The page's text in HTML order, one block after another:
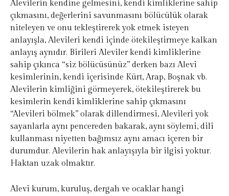
Alevilerin kendine gelmesini, kendi kimliklerine sahip
çıkmasını, değerlerini savunmasını bölücülük olarak
niteleyen ve onu tekleştirerek yok etmek isteyen
anlayışla, Alevileri kendi içinde ötekileştirmeye kalkan
anlayış aynıdır. Birileri Aleviler kendi kimliklerine
sahip çıkınca “siz bölücüsünüz” derken bazı Alevi
kesimlerinin, kendi içerisinde Kürt, Arap, Boşnak vb.
Alevilerin kimliğini görmeyerek, ötekileştirerek bu
kesimlerin kendi kimliklerine sahip çıkmasını
“Alevileri bölmek” olarak dillendirmesi, Alevileri yok
sayanlarla aynı pencereden bakarak, aynı söylemi, dili
kullanması niyetten bağımsız aynı amacı içeren bir
durumdur. Alevilerin hak anlayışıyla bir ilgisi yoktur.
Haktan uzak olmaktır.
Alevi kurum, kuruluş, dergah ve ocaklar hangi